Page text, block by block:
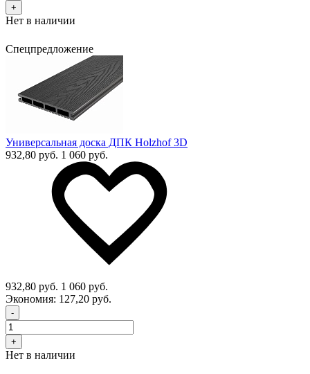
+
Нет в наличии
Спецпредложение
Универсальная доска ДПК Holzhof 3D
932,80 руб. 1 060 руб.
932,80 руб. 1 060 руб.
Экономия: 127,20 руб.
-
+
Нет в наличии